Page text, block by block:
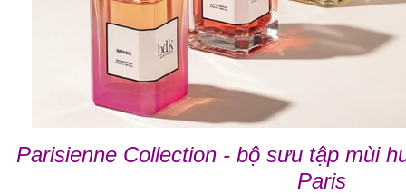
Parisienne Collection - bộ sưu tập mùi
Paris